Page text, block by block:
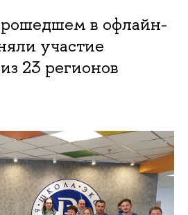
в офлайн-
участие
23 регионов